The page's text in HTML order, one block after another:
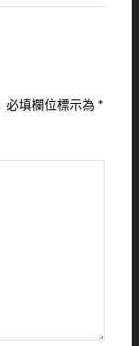
必填欄位標示為 *